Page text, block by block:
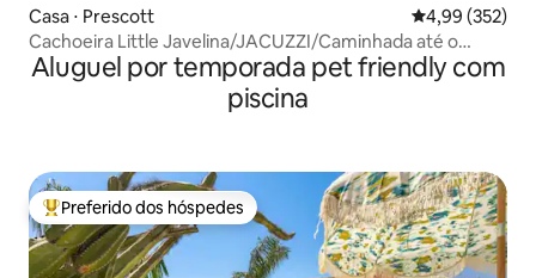
Casa ⋅ Prescott 4,99 de uma
4,99 (352)
Cachoeira Little Javelina/JACUZZI/Caminhada até o
centro
Aluguel por temporada pet friendly com
piscina
Entre os melhores preferidos dos hóspedes
Preferido dos hóspedes